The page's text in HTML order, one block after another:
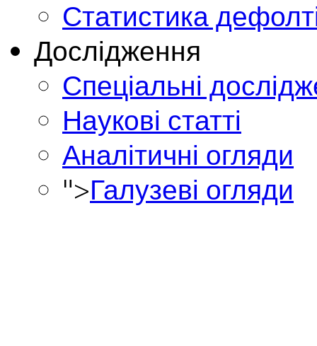
Статистика
Дослідження
Спеціальні
Наукові статті
Аналітичні огляди
">Галузеві огляди